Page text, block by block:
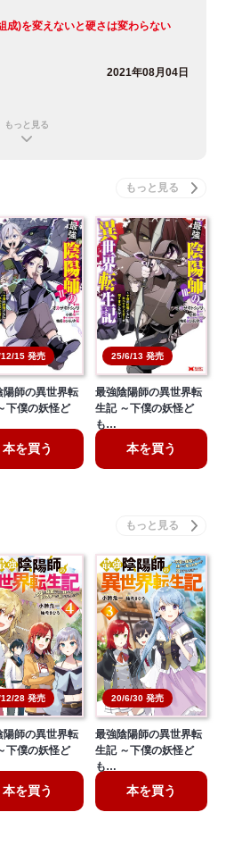
成)を変えないと硬さは変わらない
2021年08月04日
もっと見る
15 発売
陽師の異世界転
下僕の妖怪ど
本を買う
25/6/13 発売
最強陰陽師の異世界転
生記 ～下僕の妖怪ど
も…
本を買う
28 発売
陽師の異世界転
下僕の妖怪ど
本を買う
20/6/30 発売
最強陰陽師の異世界転
生記 ～下僕の妖怪ど
も…
本を買う